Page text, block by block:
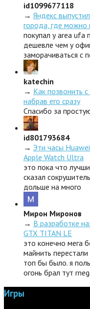
id1099677118
→ Яндекс
города, где
покупал у area ufa
дешевле чем у
заморачиваться с
katechin
→ Как позвонить
набрав его сразу
Спасибо за
id801793684
→ Эти часы
Apple Watch Ultra
это пока что
сказал
дольше на много
Мирон Миронов
→ В разработке
GTX TITAN LE
это конечно мега
майнить
топ бы было. я
огонь брал тут
Игры